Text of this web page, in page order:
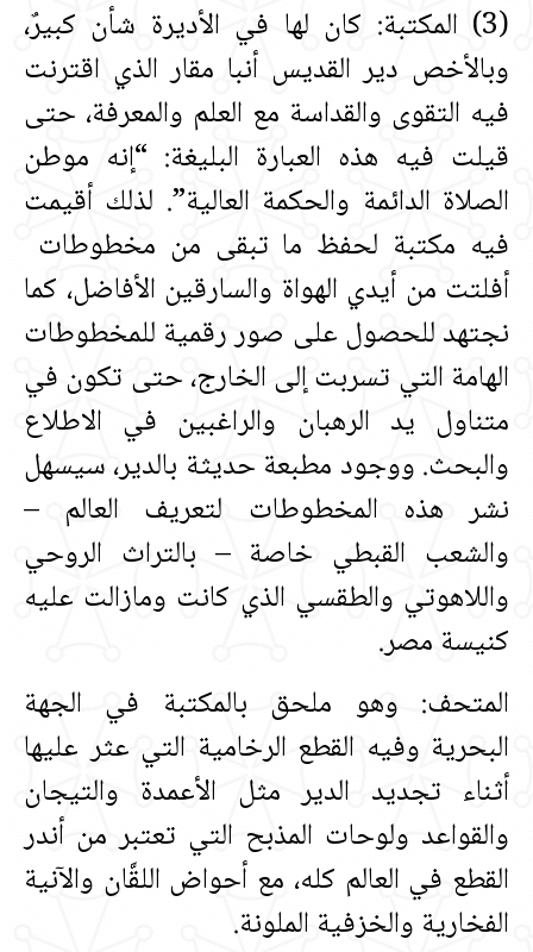
‏(‏3‏)‏ المكتبة‏:‏ كان لها في الأديرة شأن كبيرٌ،
وبالأخص دير القديس أنبا مقار الذي اقترنت
فيه التقوى والقداسة مع العلم والمعرفة، حتى
قيلت فيه هذه العبارة البليغة‏:‏ “إنه موطن
الصلاة الدائمة والحكمة العالية”‏.‏ لذلك أقيمت
فيه مكتبة لحفظ ما تبقى من مخطوطات ‏
أفلتت من أيدي الهواة والسارقين الأفاضل، كما
نجتهد للحصول على صور رقمية للمخطوطات
الهامة التي تسربت إلى الخارج، حتى تكون في
متناول يد الرهبان والراغبين في الاطلاع
والبحث‏.‏ ووجود مطبعة حديثة بالدير، سيسهل
نشر هذه المخطوطات لتعريف العالم –
والشعب القبطي خاصة – بالتراث الروحي
واللاهوتي والطقسي الذي كانت ومازالت عليه
كنيسة مصر‏.‏
المتحف‏:‏ وهو ملحق بالمكتبة في الجهة
البحرية وفيه القطع الرخامية التي عثر عليها
أثناء تجديد الدير مثل الأعمدة والتيجان
والقواعد ولوحات المذبح التي تعتبر من أندر
القطع في العالم كله، مع أحواض اللقَّان والآنية
الفخارية والخزفية الملونة‏.‏